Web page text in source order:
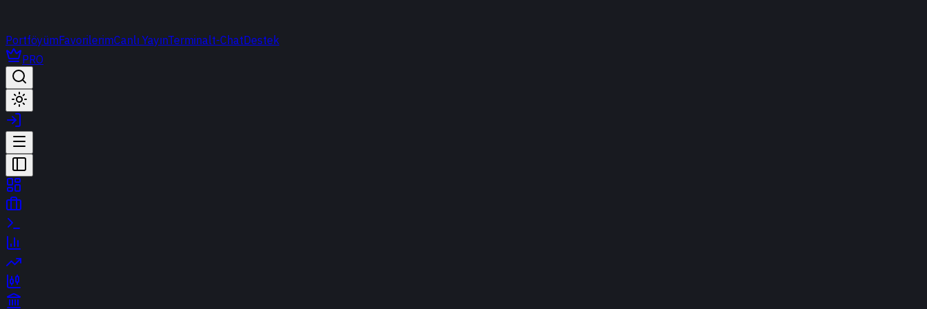
PortföyümFavorilerimCanlı YayınTerminalt-ChatDestek
PRO